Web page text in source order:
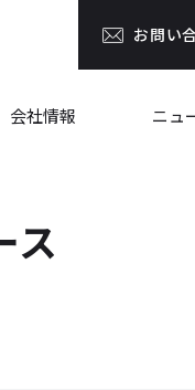
お問い
会社情報 ニュ
ス